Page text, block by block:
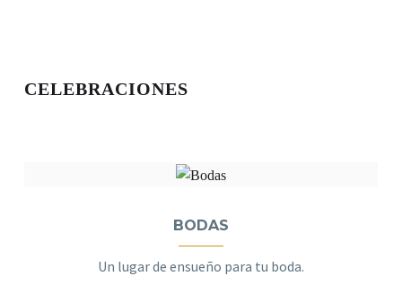
CELEBRACIONES
BODAS
Un lugar de ensueño para tu boda.